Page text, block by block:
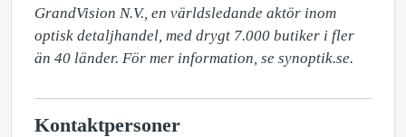
GrandVision N.V., en världsledande aktör inom
optisk detaljhandel, med drygt 7.000 butiker i fler
än 40 länder. För mer information, se synoptik.se.
Kontaktpersoner